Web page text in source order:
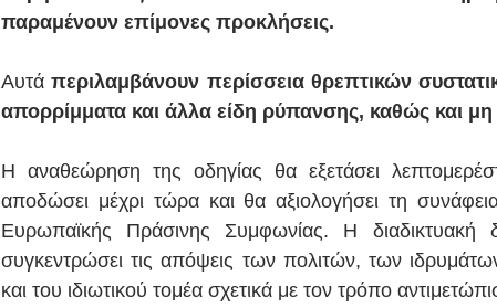
παραμένουν επίμονες προκλήσεις.
Αυτά περιλαμβάνουν περίσσεια θρεπτικών
απορρίμματα και άλλα είδη ρύπανσης, καθώς και μη
Η αναθεώρηση της οδηγίας θα εξετάσει
αποδώσει μέχρι τώρα και θα αξιολογήσει τη
Ευρωπαϊκής Πράσινης Συμφωνίας. Η διαδικτυακή
συγκεντρώσει τις απόψεις των πολιτών, των
και του ιδιωτικού τομέα σχετικά με τον τρόπο